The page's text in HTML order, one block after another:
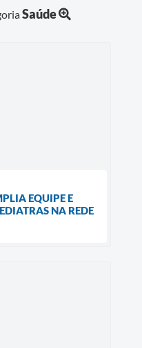
Saúde
EQUIPE E
NA REDE